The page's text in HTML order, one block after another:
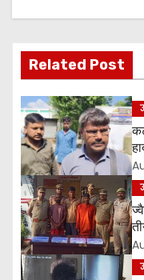
v
g
a
t
i
o
n
Related Post